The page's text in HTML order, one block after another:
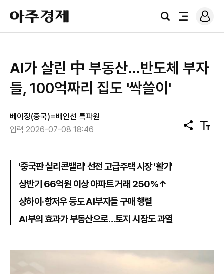
아
주
경
검
전
로
그
AI가 살린 中 부동산…반도체 부자
들, 100억짜리 집도 '싹쓸이'
베이징(중국)=배인선 특파원
입력 2026-07-08 18:46
공
유
텍
스
'중국판 실리콘밸리' 선전 고급주택 시장 '활기'
상반기 66억원 이상 아파트 거래 250%↑
상하이·항저우 등도 AI부자들 구매 행렬
AI부의 효과가 부동산으로…토지 시장도 과열